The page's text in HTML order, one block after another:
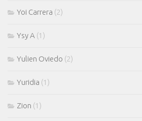
Yoi Carrera (2)
Ysy A (1)
Yulien Oviedo (2)
Yuridia (1)
Zion (1)